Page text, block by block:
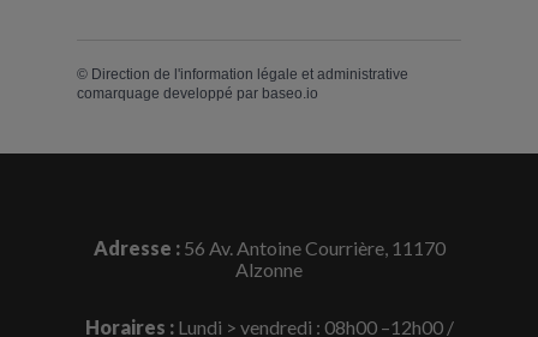
© Direction de l'information légale et administrative
comarquage developpé par baseo.io
Adresse : 56 Av. Antoine Courrière, 11170
Alzonne
Horaires :Lundi > vendredi : 08h00 –12h00 /